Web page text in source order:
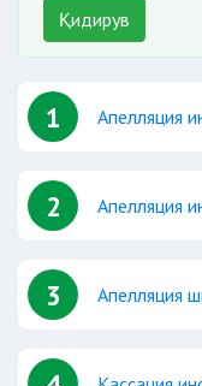
Қидирув
1 Апелляция
2 Апелляция
3 Апелляция